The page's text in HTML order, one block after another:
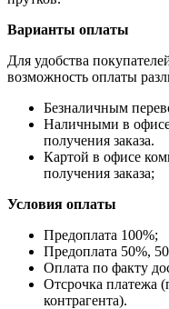
Варианты оплаты
Для удобства
возможность оплаты
Безналичным
Наличными в офисе
получения заказа.
Картой в офисе
получения заказа;
Условия оплаты
Предоплата 100%;
Предоплата 50%,
Оплата по факту
Отсрочка платежа
контрагента).